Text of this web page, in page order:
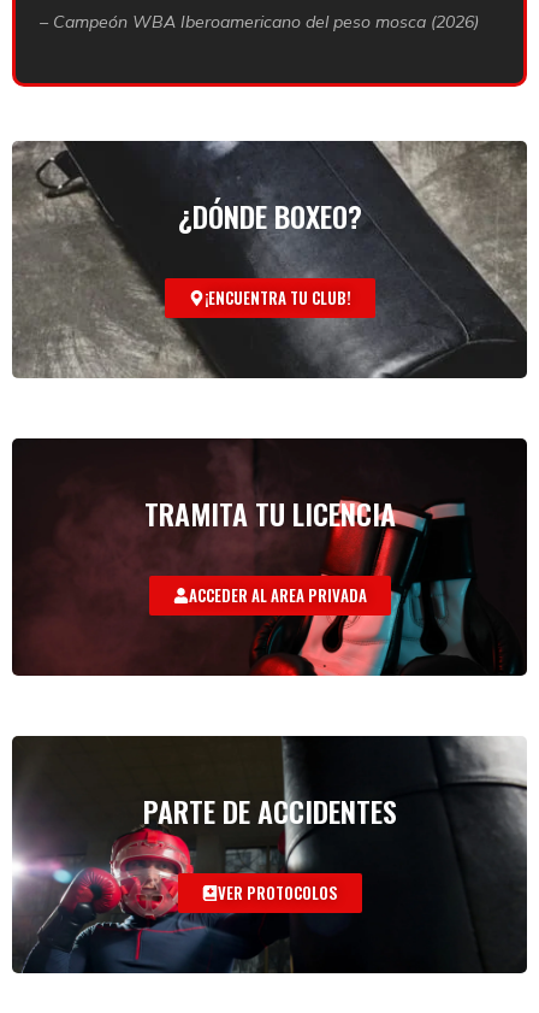
– Campeón WBA Iberoamericano del peso mosca (2026)
¿DÓNDE BOXEO?
¡ENCUENTRA TU CLUB!
TRAMITA TU LICENCIA
ACCEDER AL AREA PRIVADA
PARTE DE ACCIDENTES
VER PROTOCOLOS